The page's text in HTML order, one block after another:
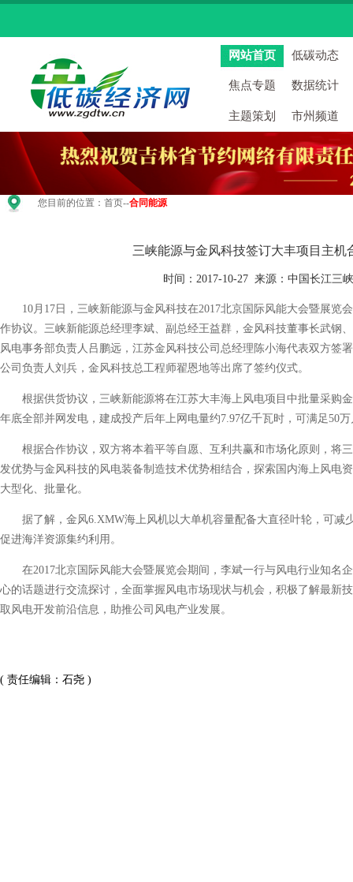
网站首页 低碳动态
焦点专题 数据统计
主题策划 市州频道
您目前的位置： 首页--合同能源
三峡能源与金风科技签订大丰项目主机
时间：2017-10-27 来源：中国长江三
10月17日，三峡新能源与金风科技在2017北京国际风能大会暨展览
作协议。三峡新能源总经理李斌、副总经王益群，金风科技董事长武钢
风电事务部负责人吕鹏远，江苏金风科技公司总经理陈小海代表双方签
公司负责人刘兵，金风科技总工程师翟恩地等出席了签约仪式。
根据供货协议，三峡新能源将在江苏大丰海上风电项目中批量采购金
年底全部并网发电，建成投产后年上网电量约7.97亿千瓦时，可满足50
根据合作协议，双方将本着平等自愿、互利共赢和市场化原则，将
发优势与金风科技的风电装备制造技术优势相结合，探索国内海上风电
大型化、批量化。
据了解，金风6.XMW海上风机以大单机容量配备大直径叶轮，可减
促进海洋资源集约利用。
在2017北京国际风能大会暨展览会期间，李斌一行与风电行业知名
心的话题进行交流探讨，全面掌握风电市场现状与机会，积极了解最新
取风电开发前沿信息，助推公司风电产业发展。
( 责任编辑：石尧 )